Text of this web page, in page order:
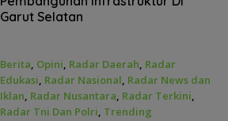
Garut Selatan
Berita, Opini, Radar Daerah, Radar
Edukasi, Radar Nasional, Radar News dan
Iklan, Radar Nusantara, Radar Terkini,
Radar Tni Dan Polri, Trending